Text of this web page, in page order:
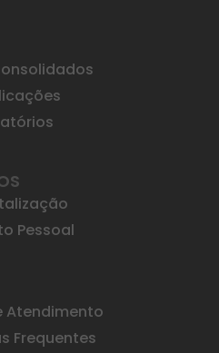
Pessoal
Atendimento
Frequentes